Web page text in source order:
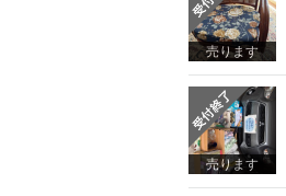
売ります
売ります